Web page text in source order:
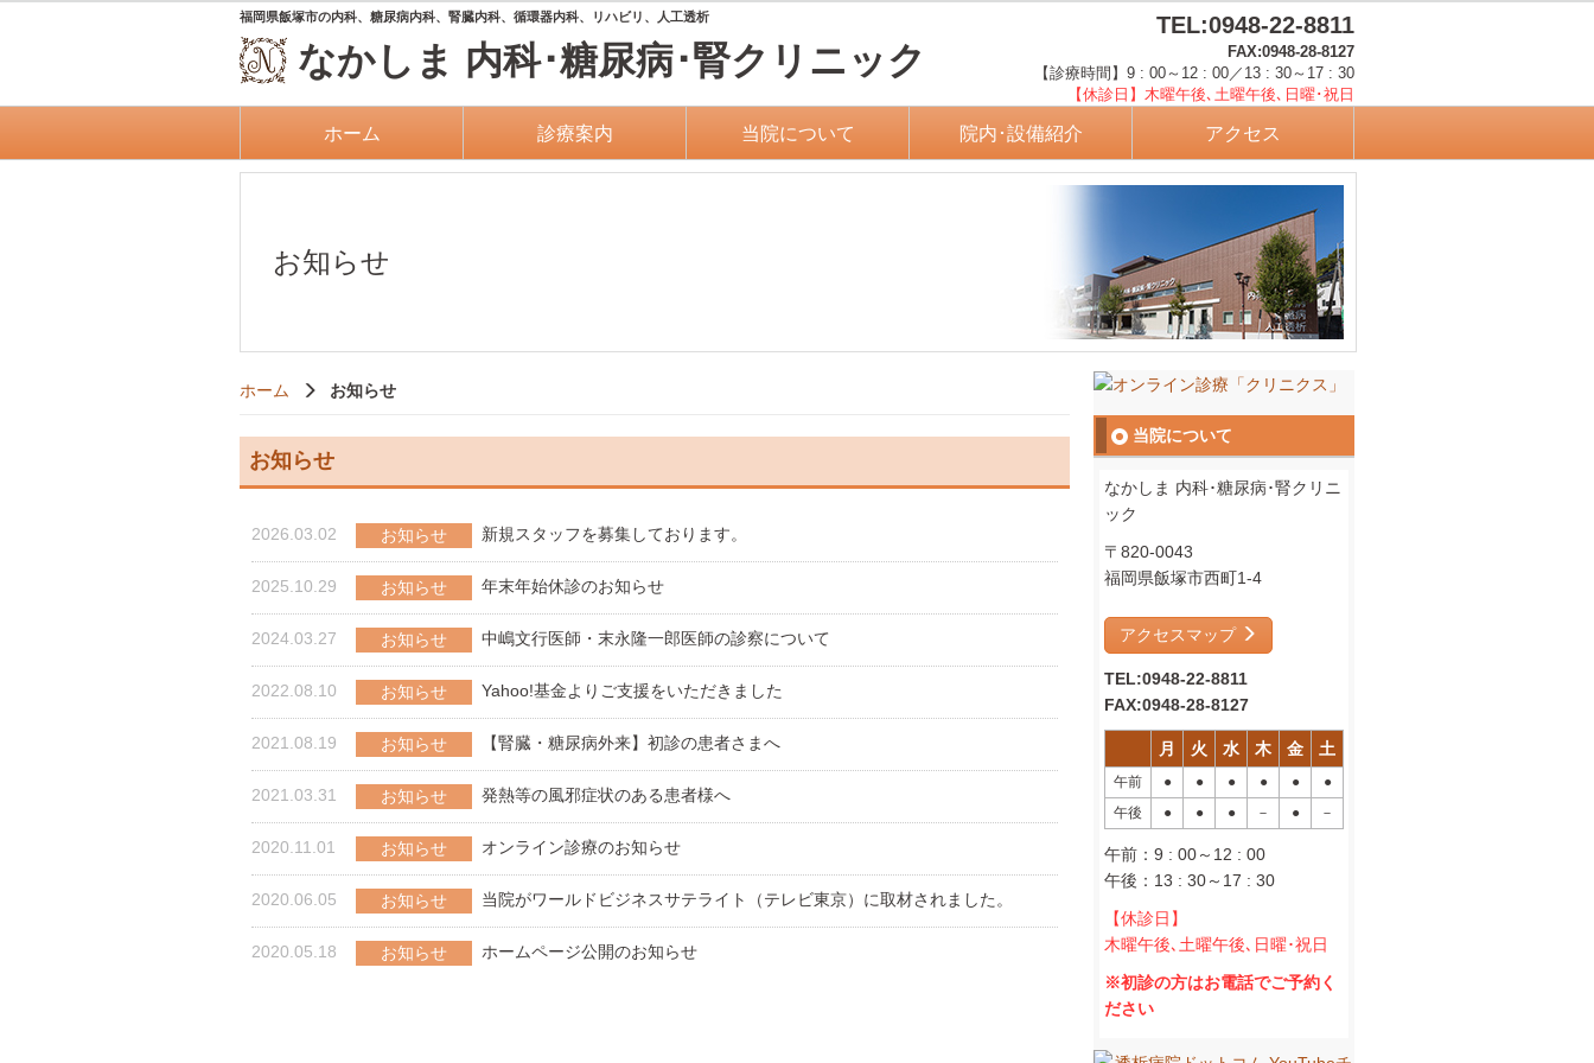
福岡県飯塚市の内科、糖尿病内科、腎臓内科、循環器内科、リハビリ、人工透析
なかしま 内科･糖尿病･腎クリニック
TEL:0948-22-8811
FAX:0948-28-8127
【診療時間】9 : 00～12 : 00／13 : 30～17 : 30
【休診日】木曜午後､土曜午後､日曜･祝日
ホーム 診療案内 当院について 院内･設備紹介 アクセス
お知らせ
ホーム お知らせ
お知らせ
2026.03.02 お知らせ 新規スタッフを募集しております。
2025.10.29 お知らせ 年末年始休診のお知らせ
2024.03.27 お知らせ 中嶋文行医師・末永隆一郎医師の診察について
2022.08.10 お知らせ Yahoo!基金よりご支援をいただきました
2021.08.19 お知らせ 【腎臓・糖尿病外来】初診の患者さまへ
2021.03.31 お知らせ 発熱等の風邪症状のある患者様へ
2020.11.01 お知らせ オンライン診療のお知らせ
2020.06.05 お知らせ 当院がワールドビジネスサテライト（テレビ東京）に取材されました。
2020.05.18 お知らせ ホームページ公開のお知らせ
当院について
なかしま 内科･糖尿病･腎クリニ
ック
〒820-0043
福岡県飯塚市西町1-4
アクセスマップ
TEL:0948-22-8811
FAX:0948-28-8127
月 火 水 木 金 土
午前 ● ● ● ● ●
●
午後
● ● ● － ● －
午前：9 : 00～12 : 00
午後：13 : 30～17 : 30
【休診日】
木曜午後､土曜午後､日曜･祝日
※初診の方はお電話でご予約く
ださい